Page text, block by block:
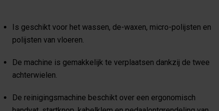
Is geschikt voor het wassen, de-waxen, micro-polijsten en
polijsten van vloeren.
De machine is gemakkelijk te verplaatsen dankzij de twee
achterwielen.
De reinigingsmachine beschikt over een ergonomisch